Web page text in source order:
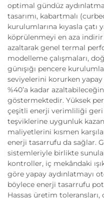
optimal gündüz
tasarımı, kabartmalı
kurulumlarına kıyasla çatı
köprülenmeyi en aza indirir
azaltarak genel termal
modelleme çalışmaları,
günışığı pencere
seviyelerini korurken
%40’a kadar
göstermektedir. Yüksek
çeşitli enerji verimliliği geri
teşviklerine uygunluk
maliyetlerini kısmen
enerji tasarrufu da sağlar.
sistemleriyle birlikte
kontroller, iç mekândaki
göre yapay aydınlatmayı
böylece enerji tasarrufu
Hassas üretim toleransları,